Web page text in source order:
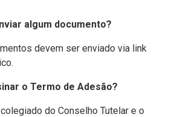
algum documento?
devem ser enviado via link
o Termo de Adesão?
do Conselho Tutelar e o